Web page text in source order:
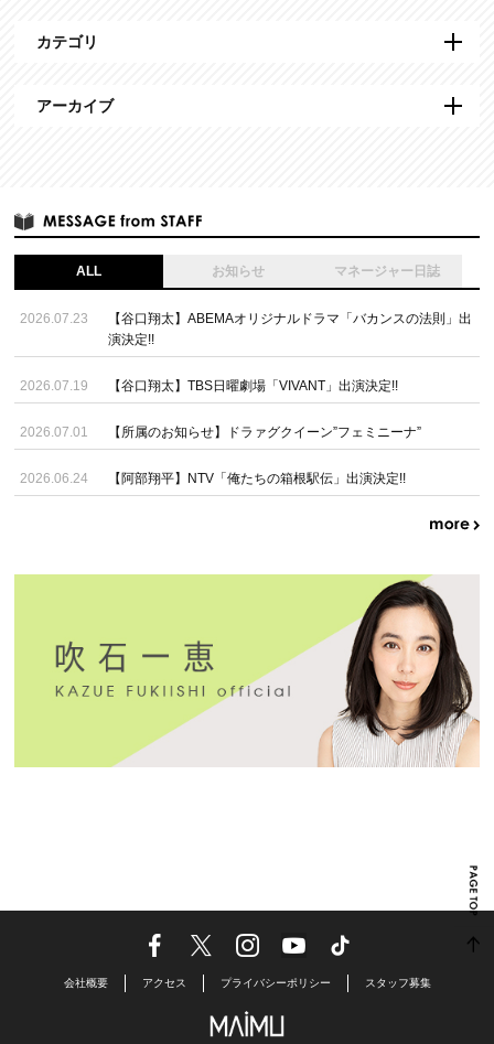
カテゴリ
アーカイブ
ALL お知らせ マネージャー日誌
2026.07.23
【谷口翔太】ABEMAオリジナルドラマ「バカンスの法則」出
演決定!!
2026.07.19 【谷口翔太】TBS日曜劇場「VIVANT」出演決定!!
2026.07.01 【所属のお知らせ】ドラァグクイーン”フェミニーナ”
2026.06.24 【阿部翔平】NTV「俺たちの箱根駅伝」出演決定!!
会社概要 アクセス プライバシーポリシー スタッフ募集